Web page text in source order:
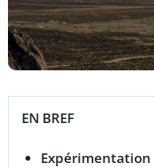
EN BREF
Expérimentation